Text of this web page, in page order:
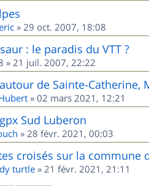
» 29 oct. 2007, 18:08
: le paradis du VTT ?
» 21 juil. 2007, 22:22
de Sainte-Catherine,
» 02 mars 2021, 12:21
Sud Luberon
» 28 févr. 2021, 00:03
croisés sur la commune
turtle » 21 févr. 2021, 21:11